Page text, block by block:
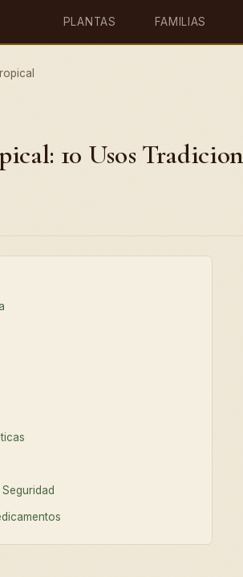
PLANTAS FAMILIAS
10 Usos